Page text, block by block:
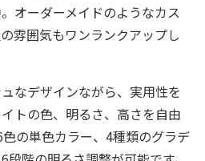
オーダーメイドのようなカス
雰囲気もワンランクアップし
なデザインながら、実用性を
トの色、明るさ、高さを自由
の単色カラー、4種類のグラデ